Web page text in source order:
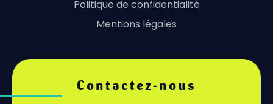
Politique de confidentialité
Mentions légales
Contactez-nous